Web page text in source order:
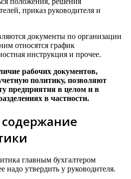
приказ руководителя и
документы по организации
относятся график
инструкция и прочее.
рабочих документов,
политику, позволяют
предприятия в целом и в
в частности.
главным бухгалтером
надо утвердить у руководителя.